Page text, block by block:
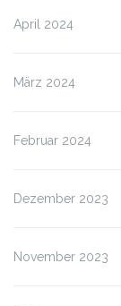
April 2024
März 2024
Februar 2024
Dezember 2023
November 2023